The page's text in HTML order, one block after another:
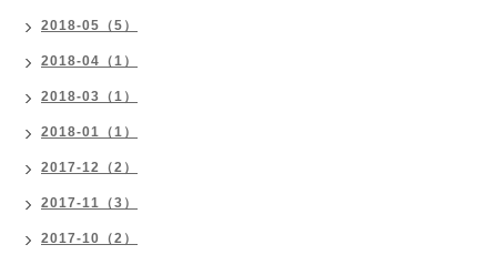
2018-05（5）
2018-04（1）
2018-03（1）
2018-01（1）
2017-12（2）
2017-11（3）
2017-10（2）